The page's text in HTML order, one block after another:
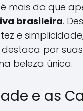
é mais do que
brasileira.
e
por
beleza única.
e as